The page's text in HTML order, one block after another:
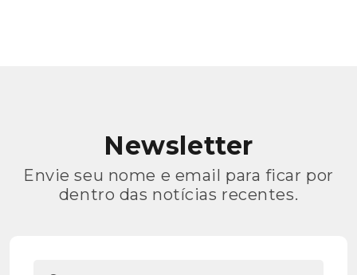
Newsletter
Envie seu nome e email para ficar por
dentro das notícias recentes.